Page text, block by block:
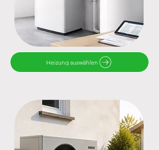
Heizung auswählen